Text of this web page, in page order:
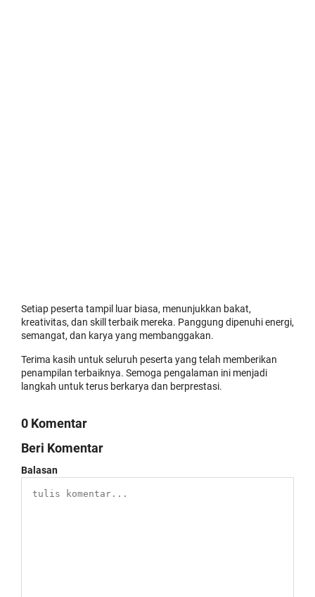
Setiap peserta tampil luar biasa, menunjukkan bakat,
kreativitas, dan skill terbaik mereka. Panggung dipenuhi energi,
semangat, dan karya yang membanggakan.
Terima kasih untuk seluruh peserta yang telah memberikan
penampilan terbaiknya. Semoga pengalaman ini menjadi
langkah untuk terus berkarya dan berprestasi.
0 Komentar
Beri Komentar
Balasan